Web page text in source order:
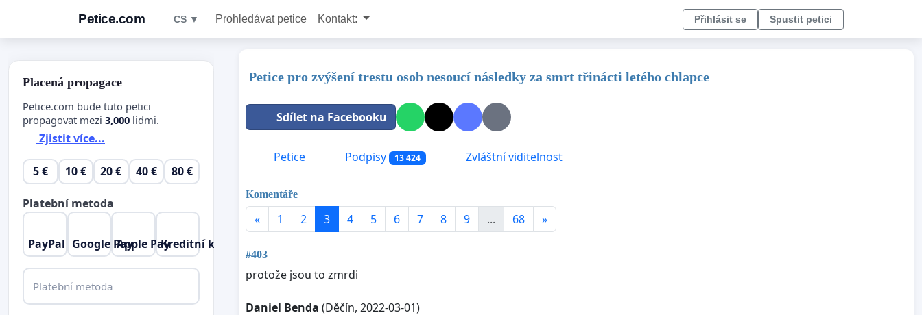
Petice.com CS ▼ Prohledávat petice Kontakt: Přihlásit se Spustit petici
Petice pro zvýšení trestu osob nesoucí následky za smrt třinácti letého chlapce
Sdílet na Facebooku
Petice Podpisy 13 424 Zvláštní viditelnost
Komentáře
« 1 2 3 4 5 6 7 8 9 ... 68 »
#403
protože jsou to zmrdi
Daniel Benda (Děčín, 2022-03-01)
Placená propagace
Petice.com bude tuto petici
propagovat mezi 3,000 lidmi.
Zjistit více...
5 € 10 € 20 € 40 € 80 €
Platební metoda
PayPal Google PayApple PayKreditní karta
Platební metoda